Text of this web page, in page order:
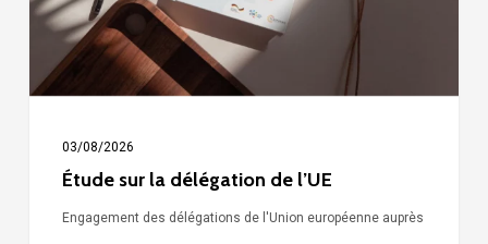
03/08/2026
Étude sur la délégation de l’UE
Engagement des délégations de l'Union européenne auprès